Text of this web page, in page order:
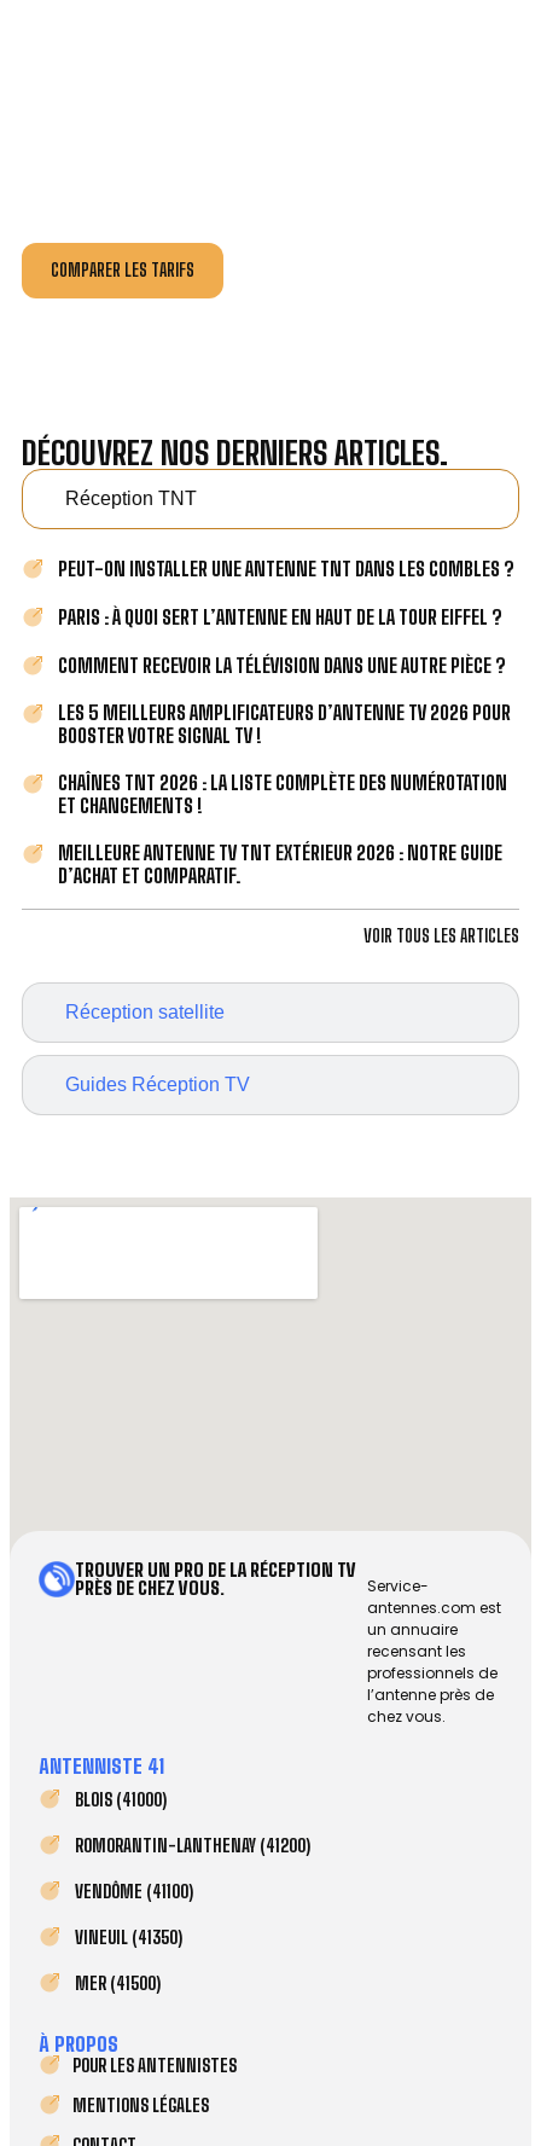
COMPARER LES TARIFS
DÉCOUVREZ NOS DERNIERS ARTICLES.
Réception TNT
Réception satellite
Guides Réception TV
PEUT-ON INSTALLER UNE ANTENNE TNT DANS LES COMBLES ?
PARIS : À QUOI SERT L’ANTENNE EN HAUT DE LA TOUR EIFFEL ?
COMMENT RECEVOIR LA TÉLÉVISION DANS UNE AUTRE PIÈCE ?
LES 5 MEILLEURS AMPLIFICATEURS D’ANTENNE TV 2026 POUR
BOOSTER VOTRE SIGNAL TV !
CHAÎNES TNT 2026 : LA LISTE COMPLÈTE DES NUMÉROTATION
ET CHANGEMENTS !
MEILLEURE ANTENNE TV TNT EXTÉRIEUR 2026 : NOTRE GUIDE
D’ACHAT ET COMPARATIF.
VOIR TOUS LES ARTICLES
TROUVER UN PRO DE LA RÉCEPTION TV
PRÈS DE CHEZ VOUS.
Service-
antennes.com est
un annuaire
recensant les
professionnels de
l’antenne près de
chez vous.
ANTENNISTE 41
BLOIS (41000)
ROMORANTIN-LANTHENAY (41200)
VENDÔME (41100)
VINEUIL (41350)
MER (41500)
À PROPOS
POUR LES ANTENNISTES
MENTIONS LÉGALES